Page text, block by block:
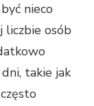
nieco
liczbie osób
takie jak